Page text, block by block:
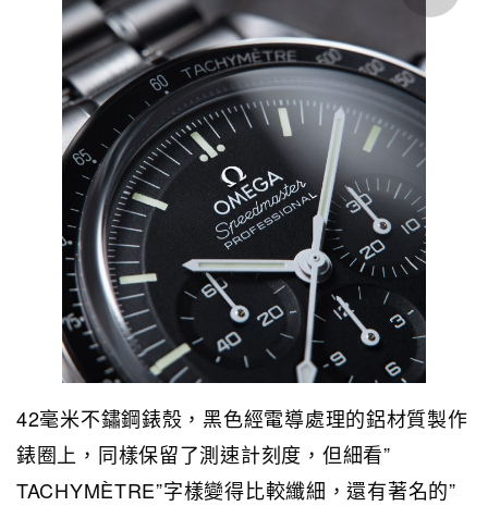
42毫米不鏽鋼錶殼，黑色經電導處理的鋁材質製作
錶圈上，同樣保留了測速計刻度，但細看”
TACHYMÈTRE”字樣變得比較纖細，還有著名的”